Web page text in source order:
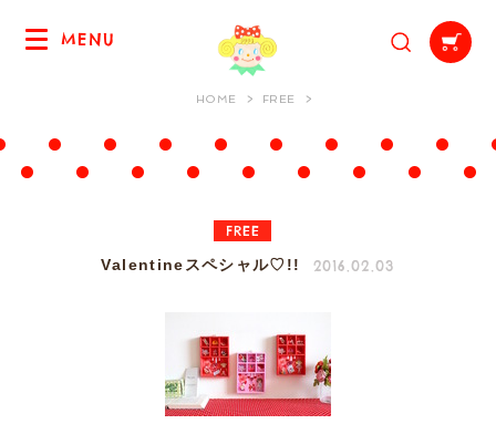
MENU
HOME FREE
FREE
Valentineスペシャル♡!! 2016.02.03